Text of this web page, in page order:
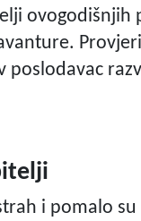
ovogodišnjih
poslodavac
i pomalo